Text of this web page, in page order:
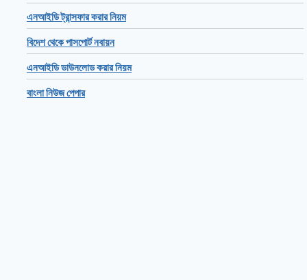
এনআইডি ট্রান্সফার করার নিয়ম
বিদেশ থেকে পাসপোর্ট নবায়ন
এনআইডি ডাউনলোড করার নিয়ম
বাংলা নিউজ পেপার